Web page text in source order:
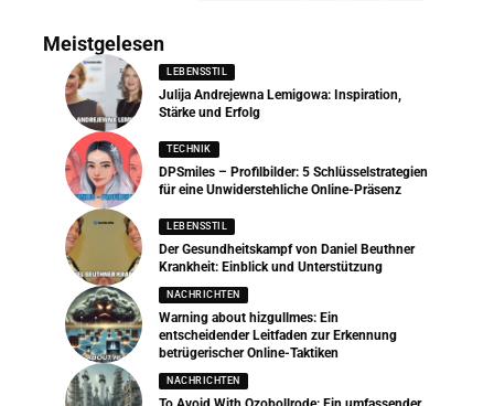
Meistgelesen
LEBENSSTIL
Julija Andrejewna Lemigowa: Inspiration,
Stärke und Erfolg
TECHNIK
DPSmiles – Profilbilder: 5 Schlüsselstrategien
für eine Unwiderstehliche Online-Präsenz
LEBENSSTIL
Der Gesundheitskampf von Daniel Beuthner
Krankheit: Einblick und Unterstützung
NACHRICHTEN
Warning about hizgullmes: Ein
entscheidender Leitfaden zur Erkennung
betrügerischer Online-Taktiken
NACHRICHTEN